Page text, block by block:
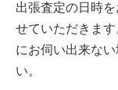
出張査定の日時
せていただきま
にお伺い出来な
い。